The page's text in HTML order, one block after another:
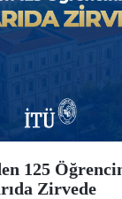
125
Zirvede